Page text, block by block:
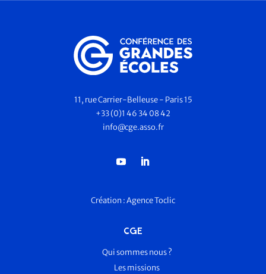
11, rue Carrier-Belleuse - Paris 15
+33 (0)1 46 34 08 42
info@cge.asso.fr
Création :Agence Toclic
CGE
Qui sommes nous ?
Les missions